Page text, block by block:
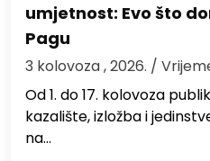
umjetnost: Evo što
Pagu
3 kolovoza , 2026. /
Od 1. do 17. kolovoza
kazalište, izložba i
na…